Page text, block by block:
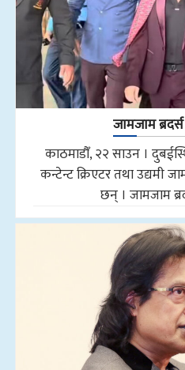
जामजाम
काठमाडौँ, २२ साउन ।
कन्टेन्ट क्रिएटर तथा उद्यमी
छन् । जामजाम